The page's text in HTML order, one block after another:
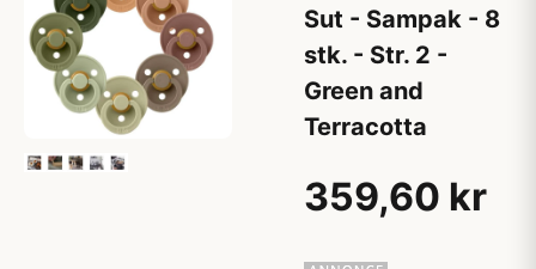
Sut - Sampak - 8
stk. - Str. 2 -
Green and
Terracotta
359,60 kr